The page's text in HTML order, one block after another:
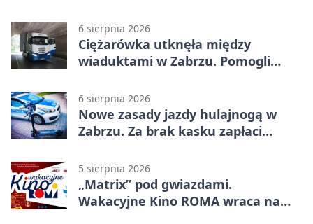
6 sierpnia 2026
Ciężarówka utknęła między
wiaduktami w Zabrzu. Pomogli
6 sierpnia 2026
Nowe zasady jazdy hulajnogą w
Zabrzu. Za brak kasku zapłaci
5 sierpnia 2026
„Matrix” pod gwiazdami.
Wakacyjne Kino ROMA wraca na